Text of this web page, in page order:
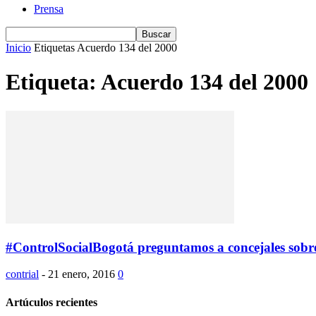
Prensa
Inicio Etiquetas Acuerdo 134 del 2000
Etiqueta: Acuerdo 134 del 2000
#ControlSocialBogotá preguntamos a concejales
contrial - 21 enero, 2016 0
Artúculos recientes